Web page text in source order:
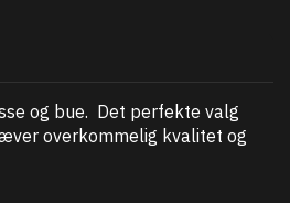
og bue. Det perfekte valg
overkommelig kvalitet og